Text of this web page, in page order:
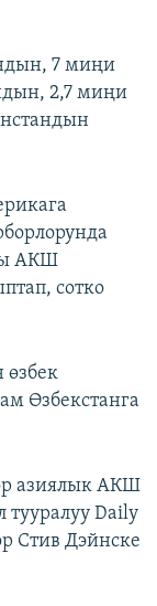
7 миңи
2,7 миңи
АКШ
сотко
Өзбекстанга
азиялык АКШ
Daily
Стив Дэйнске